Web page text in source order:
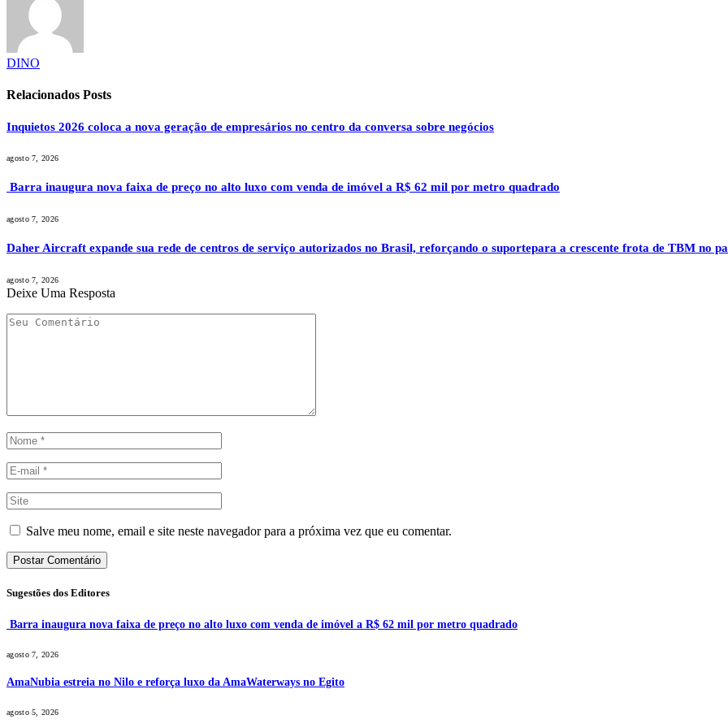
DINO
Relacionados Posts
Inquietos 2026 coloca a nova geração de empresários no centro da conversa sobre negócios
agosto 7, 2026
Barra inaugura nova faixa de preço no alto luxo com venda de imóvel a R$ 62 mil por metro quadrado
agosto 7, 2026
Daher Aircraft expande sua rede de centros de serviço autorizados no Brasil, reforçando o suportepara a crescente frota de TBM no
agosto 7, 2026
Deixe Uma Resposta
Salve meu nome, email e site neste navegador para a próxima vez que eu comentar.
Sugestões dos Editores
Barra inaugura nova faixa de preço no alto luxo com venda de imóvel a R$ 62 mil por metro quadrado
agosto 7, 2026
AmaNubia estreia no Nilo e reforça luxo da AmaWaterways no Egito
agosto 5, 2026